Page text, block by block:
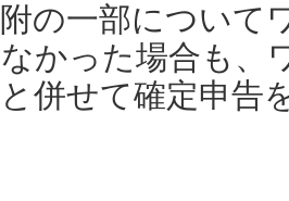
の一部について
かった場合も、
併せて確定申告